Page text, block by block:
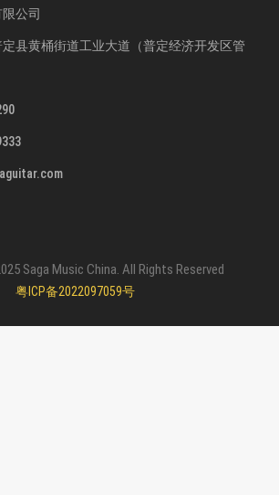
公司
县黄桶街道工业大道（普定经济开发区管
Saga Music China. All Rights Reserved
粤ICP备2022097059号